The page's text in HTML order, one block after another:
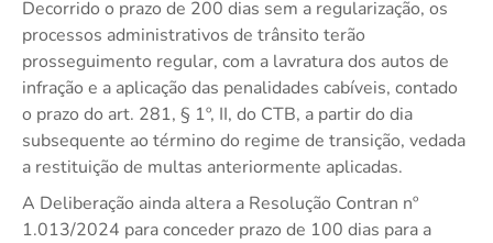
Decorrido o prazo de 200 dias sem a regularização, os
processos administrativos de trânsito terão
prosseguimento regular, com a lavratura dos autos de
infração e a aplicação das penalidades cabíveis, contado
o prazo do art. 281, § 1º, II, do CTB, a partir do dia
subsequente ao término do regime de transição, vedada
a restituição de multas anteriormente aplicadas.
A Deliberação ainda altera a Resolução Contran nº
1.013/2024 para conceder prazo de 100 dias para a